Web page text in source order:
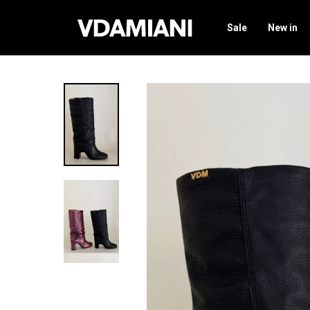
Sale New in